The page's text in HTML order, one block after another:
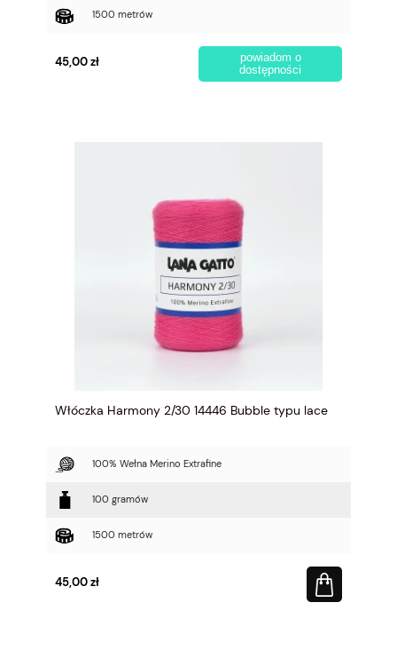
1500 metrów
45,00 zł
powiadom o
dostępności
Włóczka Harmony 2/30 14446 Bubble typu lace
100% Wełna Merino Extrafine
100 gramów
1500 metrów
45,00 zł